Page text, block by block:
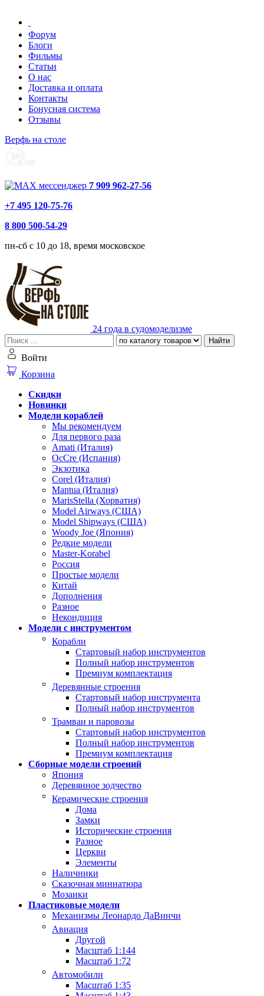
Форум
Блоги
Фильмы
Статьи
О нас
Доставка и оплата
Контакты
Бонусная система
Отзывы
Верфь на столе
7 909 962-27-56
+7 495 120-75-76
8 800 500-54-29
пн-сб с 10 до 18, время московское
24 года в судомоделизме
Найти
Войти
Корзина
Скидки
Новинки
Модели кораблей
Мы рекомендуем
Для первого раза
Amati (Италия)
OcCre (Испания)
Экзотика
Corel (Италия)
Mantua (Италия)
MarisStella (Хорватия)
Model Airways (США)
Model Shipways (США)
Woody Joe (Япония)
Редкие модели
Master-Korabel
Россия
Простые модели
Китай
Дополнения
Разное
Некондиция
Модели с инструментом
Корабли
Стартовый набор инструментов
Полный набор инструментов
Премиум комплектация
Деревянные строения
Стартовый набор инструмента
Полный набор инструментов
Трамваи и паровозы
Стартовый набор инструментов
Полный набор инструментов
Премиум комплектация
Сборные модели строений
Япония
Деревянное зодчество
Керамические строения
Дома
Замки
Исторические строения
Разное
Церкви
Элементы
Наличники
Сказочная миниатюра
Мозаики
Пластиковые модели
Механизмы Леонардо ДаВинчи
Авиация
Другой
Масштаб 1:144
Масштаб 1:72
Автомобили
Масштаб 1:35